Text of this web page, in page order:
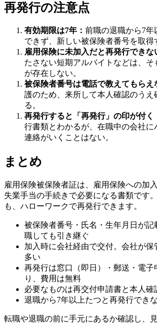
再発行の注意点
有効期限は7年： 前職の退職から7
できず、新しい被保険者番号を取得
雇用保険に未加入だと再発行できな
たさない短期アルバイトなどは、そ
が存在しない。
被保険者番号は電話で教えてもらえ
護のため、来所して本人確認のうえ
る。
再発行すると「再発行」の印が付く
行書類とわかるが、在職中の会社に
連絡がいくことはない。
まとめ
雇用保険被保険者証は、雇用保険への加
失業手当の手続きで必要になる書類です
も、ハローワークで再発行できます。
被保険者番号・氏名・生年月日が記
職しても引き継ぐ
加入時に会社経由で交付。会社が保
多い
再発行は窓口（即日）・郵送・電子
り、費用は無料
必要なものは再交付申請書と本人確
退職から7年以上たつと再発行でき
転職や退職の前に手元にあるか確認し、